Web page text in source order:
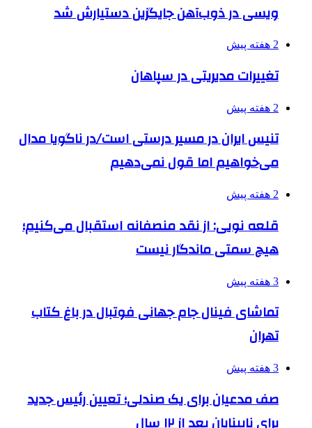
ویسی در ذوب‌آهن جایگزین دستیارش شد
2 هفته پیش
تغییرات مدیریتی در سپاهان
2 هفته پیش
تنیس ایران در مسیر درستی است/در ناگویا مدال
می‌خواهیم اما قول نمی‌دهیم
2 هفته پیش
قلعه نویی: از نقد منصفانه استقبال می‌کنیم؛
هیچ سمتی ماندگار نیست
3 هفته پیش
تماشای فینال جام جهانی فوتبال در باغ کتاب
تهران
3 هفته پیش
صف مدعیان برای یک صندلی؛ تعیین رئیس جدید
برای نابینایان بعد از ۱۲ سال